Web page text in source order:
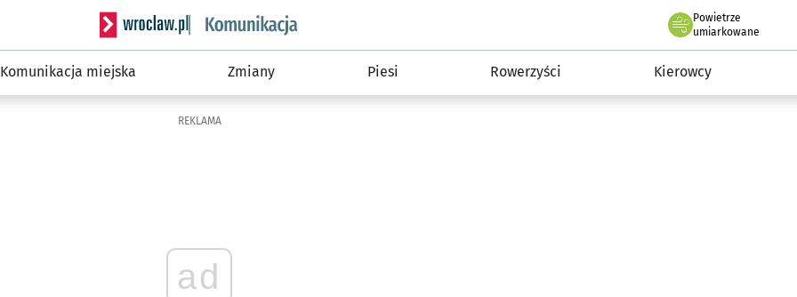
Serwis informacyjny wroclaw.pl podserwis: Komunikacja
Powietrze
we Wrocławiu
umiarkowane
Komunikacja miejska Zmiany Piesi Rowerzyści Kierowcy
REKLAMA
ad